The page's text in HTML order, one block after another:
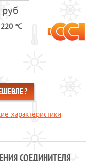
220 °C
?
характеристики
СОЕДИНИТЕЛЯ